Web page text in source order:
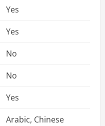
Yes
Yes
No
No
Yes
Arabic, Chinese